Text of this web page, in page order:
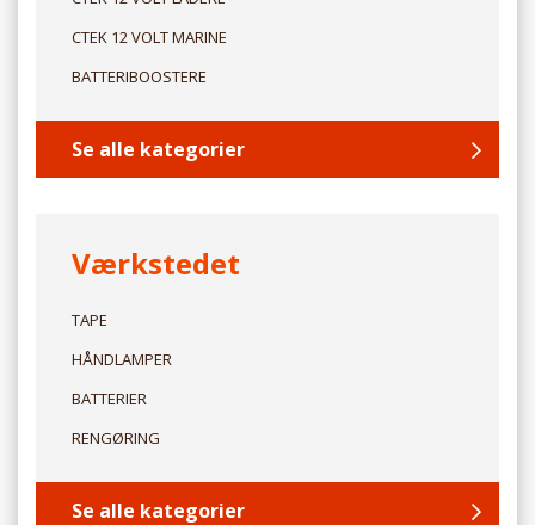
CTEK 12 VOLT MARINE
BATTERIBOOSTERE
Se alle kategorier
Værkstedet
TAPE
HÅNDLAMPER
BATTERIER
RENGØRING
Se alle kategorier